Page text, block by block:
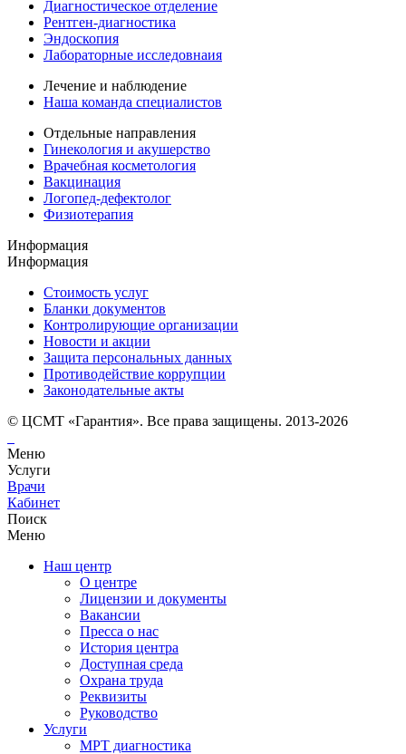
Диагностическое отделение
Рентген-диагностика
Эндоскопия
Лабораторные исследовнаия
Лечение и наблюдение
Наша команда специалистов
Отдельные направления
Гинекология и акушерство
Врачебная косметология
Вакцинация
Логопед-дефектолог
Физиотерапия
Информация
Информация
Стоимость услуг
Бланки документов
Контролирующие организации
Новости и акции
Защита персональных данных
Противодействие коррупции
Законодательные акты
© ЦСМТ «Гарантия». Все права защищены. 2013-2026
Меню
Услуги
Врачи
Кабинет
Поиск
Меню
Наш центр
О центре
Лицензии и документы
Вакансии
Пресса о нас
История центра
Доступная среда
Охрана труда
Реквизиты
Руководство
Услуги
МРТ диагностика